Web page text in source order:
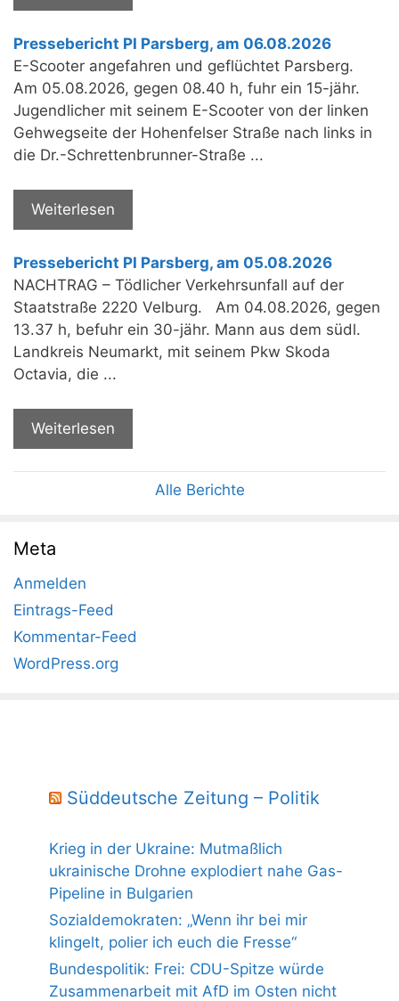
Pressebericht PI Parsberg, am 06.08.2026
E-Scooter angefahren und geflüchtet Parsberg.
Am 05.08.2026, gegen 08.40 h, fuhr ein 15-jähr.
Jugendlicher mit seinem E-Scooter von der linken
Gehwegseite der Hohenfelser Straße nach links in
die Dr.-Schrettenbrunner-Straße ...
Weiterlesen
Pressebericht PI Parsberg, am 05.08.2026
NACHTRAG – Tödlicher Verkehrsunfall auf der
Staatstraße 2220 Velburg. Am 04.08.2026, gegen
13.37 h, befuhr ein 30-jähr. Mann aus dem südl.
Landkreis Neumarkt, mit seinem Pkw Skoda
Octavia, die ...
Weiterlesen
Alle Berichte
Meta
Anmelden
Eintrags-Feed
Kommentar-Feed
WordPress.org
Süddeutsche Zeitung – Politik
Krieg in der Ukraine: Mutmaßlich
ukrainische Drohne explodiert nahe Gas-
Pipeline in Bulgarien
Sozialdemokraten: „Wenn ihr bei mir
klingelt, polier ich euch die Fresse“
Bundespolitik: Frei: CDU-Spitze würde
Zusammenarbeit mit AfD im Osten nicht